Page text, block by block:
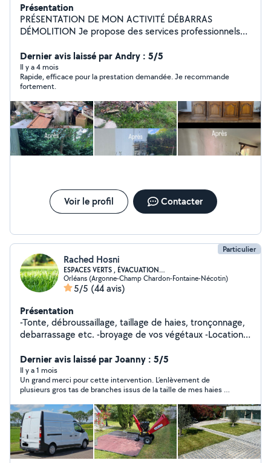
Présentation
PRÉSENTATION DE MON ACTIVITÉ DÉBARRAS
DÉMOLITION Je propose des services professionnels
débarras, de la démolition et du transport. Mon objectif
est simple : offrir un travail rapide, propre et efficace,
toujours avec des tarifs très avantageux. Je suis une
personne TRÈS SÉRIEUSE, FIABLE et
PROFESSIONNELLE. Chaque travail est réalisé avec
attention et responsabilité afin de garantir la
satisfaction totale de mes clients.
Dernier avis laissé par Andry : 5/5
Il y a 4 mois
Rapide, efficace pour la prestation demandée. Je recommande
fortement.
Voir le profil Contacter
Particulier
Rached Hosni
ESPACES VERTS , ÉVACUATION…
Orléans (Argonne-Champ Chardon-Fontaine-Nécotin)
5/5 (44 avis)
Présentation
-Tonte, débroussaillage, taillage de haies, tronçonnage,
debarrassage etc. -broyage de vos végétaux -Location
déchets -Livraison/installation de gros électroménager
,meubles... Pour plus d'informations n'hésitez pas à
m'envoyez un message et des photos . Intervention
rapide , selon votre convenance , arrangeant Je reste à
votre disposition.
Dernier avis laissé par Joanny : 5/5
Il y a 1 mois
Un grand merci pour cette intervention. L’enlèvement de
plusieurs gros tas de branches issus de la taille de mes haies a
remarquable. Travail rapide, soigné et parfaitement exécuté. En
plus d’être très sérieux et consciencieux, il est extrêmement
sympathique, agréable et à l’écoute. Très bien équipé, il
dispose du matériel adapté pour réaliser le travail dans les
meilleures conditions. C’est un vrai plaisir de faire appel à
quelqu’un d’aussi compétent, fiable et sympathique. Je